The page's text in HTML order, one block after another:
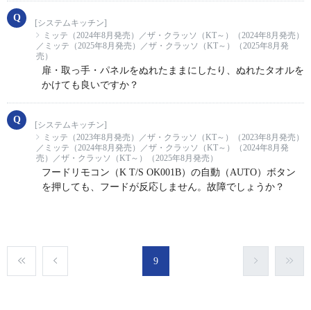
[システムキッチン]
ミッテ（2024年8月発売）／ザ・クラッソ（KT～）（2024年8月発売）
／ミッテ（2025年8月発売）／ザ・クラッソ（KT～）（2025年8月発
売）
扉・取っ手・パネルをぬれたままにしたり、ぬれたタオルを
かけても良いですか？
[システムキッチン]
ミッテ（2023年8月発売）／ザ・クラッソ（KT～）（2023年8月発売）
／ミッテ（2024年8月発売）／ザ・クラッソ（KT～）（2024年8月発
売）／ザ・クラッソ（KT～）（2025年8月発売）
フードリモコン（K T/S OK001B）の自動（AUTO）ボタン
を押しても、フードが反応しません。故障でしょうか？
9